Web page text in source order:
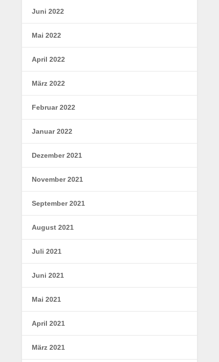
Juni 2022
Mai 2022
April 2022
März 2022
Februar 2022
Januar 2022
Dezember 2021
November 2021
September 2021
August 2021
Juli 2021
Juni 2021
Mai 2021
April 2021
März 2021